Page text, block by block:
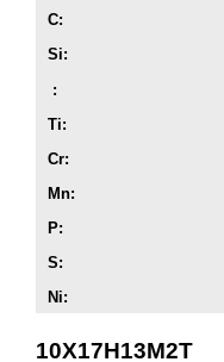
C:
Si:
:
Ti:
Cr:
Mn:
P:
S:
Ni:
10Х17Н13М2Т